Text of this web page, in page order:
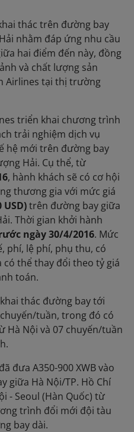
thác trên đường bay
nhằm đáp ứng nhu cầu
hai điểm đến này, đồng
và chất lượng sản
Airlines tại thị trường
triển khai chương trình
trải nghiệm dịch vụ
hệ mới trên đường bay
Hải. Cụ thể, từ
, hành khách sẽ có cơ hội
thương gia với mức giá
USD)trên đường bay giữa
Thời gian khởi hành
ngày 30/4/2016. Mức
phí, lệ phí, phụ thu, có
có thể thay đổi theo tỷ giá
toán.
thác đường bay tới
tuần, trong đó có
Hà Nội và 07 chuyến/tuần
đưa A350-900 XWB vào
giữa Hà Nội/TP. Hồ Chí
- Seoul (Hàn Quốc) từ
trình đổi mới đội tàu
bay dài.